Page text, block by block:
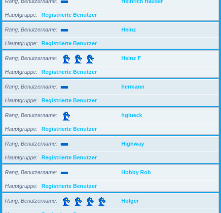
Hauptgruppe Registrierte Benutzer
Rang, Benutzername Heinz
Hauptgruppe Registrierte Benutzer
Rang, Benutzername Heinz F
Hauptgruppe Registrierte Benutzer
Rang, Benutzername hermann
Hauptgruppe Registrierte Benutzer
Rang, Benutzername hglueck
Hauptgruppe Registrierte Benutzer
Rang, Benutzername Highway
Hauptgruppe Registrierte Benutzer
Rang, Benutzername Hobby Rob
Hauptgruppe Registrierte Benutzer
Rang, Benutzername Holger